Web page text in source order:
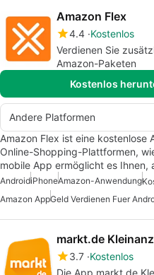
Amazon Flex
4.4 Kostenlos
Verdienen Sie
Amazon-Paketen
Kostenlos
Andere Platformen
Amazon Flex ist eine kostenlose
Online-Shopping-Plattformen,
mobile App ermöglicht es Ihnen,
AndroidiPhoneAmazon-Anwendung
Amazon AppGeld Verdienen Fuer
markt.de
3.7 Kostenlos
Die App markt.de